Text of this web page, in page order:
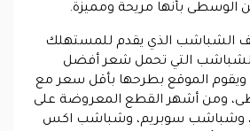
الوسطى بأنها مريحة ومميزة.
الشباشب الذي يقدم للمستهلك
التي تحمل شعر أفضل
ويقوم الموقع بطرحها بأقل سعر مع
ومن أشهر القطع المعروضة على
وشباشب سوبريم، وشباشب اكس